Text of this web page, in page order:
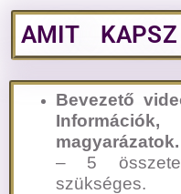
AMIT
Bevezető
magyarázatok.
– 5
szükséges.